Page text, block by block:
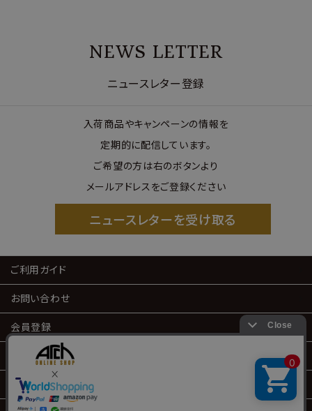
NEWS LETTER
ニュースレター登録
入荷商品やキャンペーンの情報を
定期的に配信しています。
ご希望の方は右のボタンより
メールアドレスをご登録ください
ニュースレターを受け取る
ご利用ガイド
お問い合わせ
会員登録
会員サービス
特定商取引